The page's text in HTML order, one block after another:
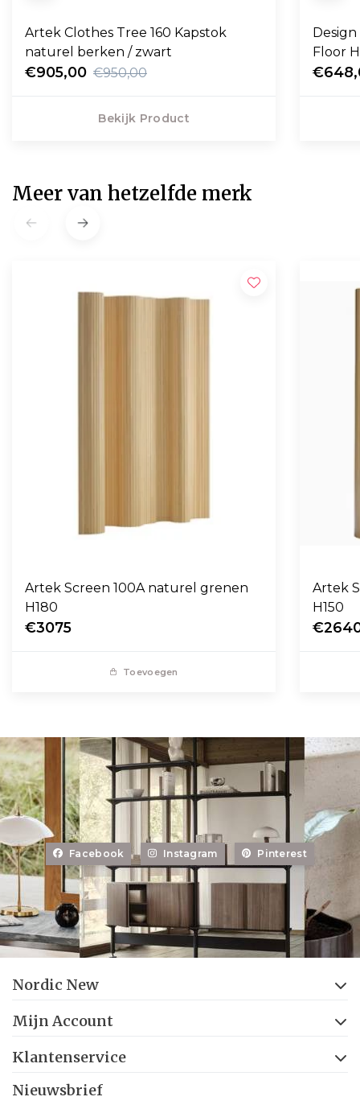
Artek Clothes Tree 160 Kapstok
naturel berken / zwart
€905,00 €950,00
Bekijk Product
Floor
Meer van hetzelfde merk
Artek Screen 100A naturel grenen
H180
€3075
Toevoegen
Artek
H150
Facebook Instagram Pinterest
Nordic New
Mijn Account
Klantenservice
Nieuwsbrief